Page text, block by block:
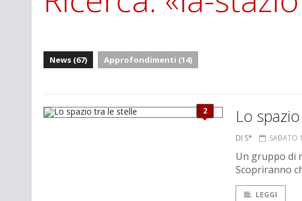
News (67) Approfondimenti (14)
2 Lo
DI S* SABATO
Un gruppo di
Scopriranno
LEGGI